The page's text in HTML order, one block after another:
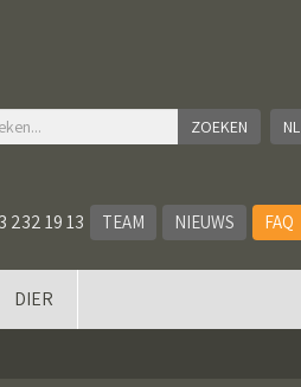
NL
232 19 13 TEAM NIEUWS FAQ
DIER